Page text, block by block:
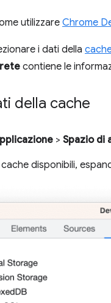
utilizzare Chrome
i dati della
contiene le
della cache
> Spazio di
disponibili,